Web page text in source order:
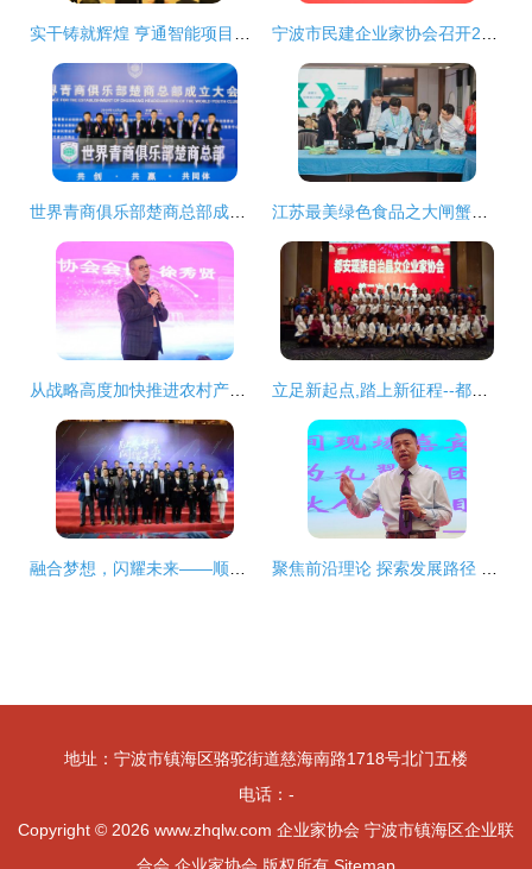
地址：宁波市镇海区骆驼街道慈海南路1718号北门五楼
电话：-
Copyright © 2026 www.zhqlw.com 企业家协会 宁波市镇海区企业联